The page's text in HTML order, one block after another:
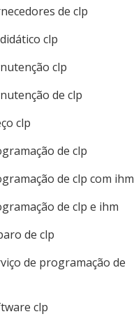
de clp
clp
clp
de clp
clp
de clp
de clp com ihm
de clp e ihm
de clp
de programação de
clp